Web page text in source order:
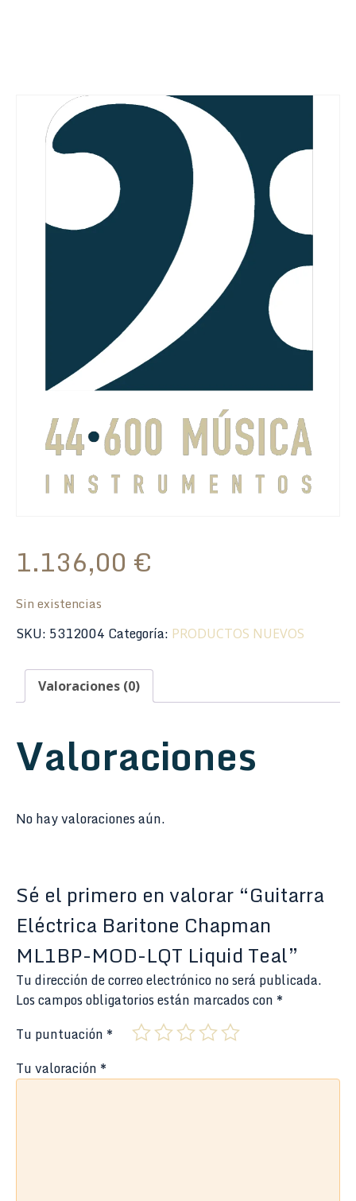
1.136,00 €
Sin existencias
SKU: 5312004 Categoría: PRODUCTOS NUEVOS
Valoraciones (0)
Valoraciones
No hay valoraciones aún.
Sé el primero en valorar “Guitarra
Eléctrica Baritone Chapman
ML1BP-MOD-LQT Liquid Teal”
Tu dirección de correo electrónico no será publicada.
Los campos obligatorios están marcados con *
Tu puntuación *
Tu valoración *